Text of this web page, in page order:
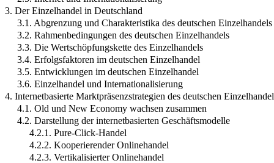
3. Der Einzelhandel in Deutschland
3.1. Abgrenzung und Charakteristika des deutschen Einzelhandels
3.2. Rahmenbedingungen des deutschen Einzelhandels
3.3. Die Wertschöpfungskette des Einzelhandels
3.4. Erfolgsfaktoren im deutschen Einzelhandel
3.5. Entwicklungen im deutschen Einzelhandel
3.6. Einzelhandel und Internationalisierung
4. Internetbasierte Marktpräsenzstrategien des deutschen
4.1. Old und New Economy wachsen zusammen
4.2. Darstellung der internetbasierten Geschäftsmodelle
4.2.1. Pure-Click-Handel
4.2.2. Kooperierender Onlinehandel
4.2.3. Vertikalisierter Onlinehandel